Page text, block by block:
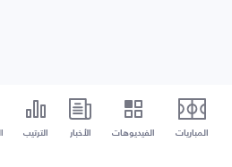
المباريات الفيديوهات الأخبار الترتيب